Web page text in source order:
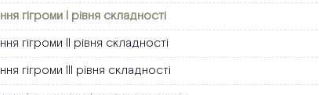
гігроми І рівня складності
гігроми ІІ рівня складності
гігроми ІІІ рівня складності